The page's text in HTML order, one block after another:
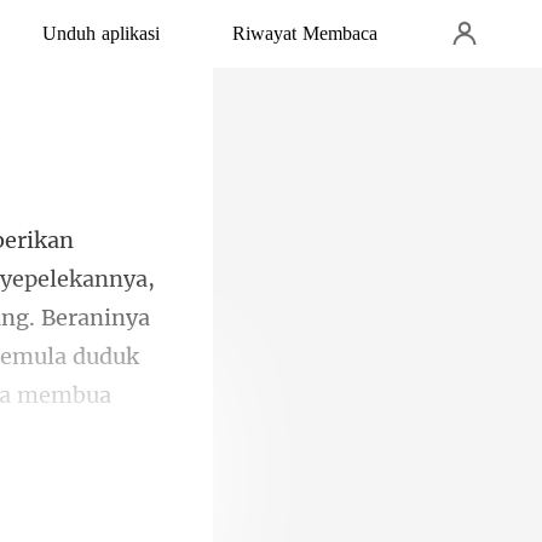
Unduh aplikasi Riwayat Membaca
Beraninya